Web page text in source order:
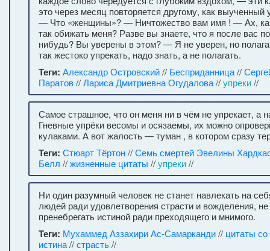
это через месяц повторяется другому, как
— Что «женщины»? — Ничтожество вам имя ! — Ах,
так обижать меня? Разве вы знаете, что я после вас
нибудь? Вы уверены в этом? — Я не уверен, но
так жестоко упрекать, надо знать, а не полагать.
Теги: Александр Островский// Бесприданница//
Паратов//Лариса Дмитриевна Огудалова//упреки//
Самое страшное, что он меня ни в чём не упрекает, а
Гневные упрёки весомы и осязаемы, их можно
кулаками. А вот жалость — туман , в котором сразу
Теги: Стюарт Тёртон//Семь смертей Эвелины
Белл //жизненные цитаты //упреки//
Ни один разумный человек не станет навлекать на
людей ради удовлетворения страсти и вожделения, не
пренебрегать истиной ради преходящего и мнимого.
Теги: Мухаммед Аззахири Ас-Самарканди// цитаты
истина//страсть//